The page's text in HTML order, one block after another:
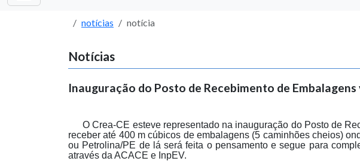
notícias notícia
Notícias
Inauguração do Posto de Recebimento de
O Crea-CE esteve representado na inauguração do Posto de
receber até 400 m cúbicos de embalagens (5 caminhões cheios)
ou Petrolina/PE de lá será feita o pensamento e segue para
através da ACACE e InpEV.